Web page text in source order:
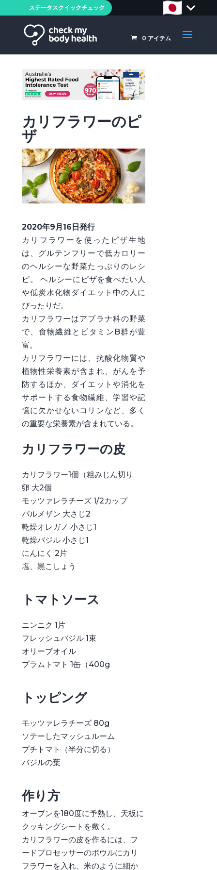
ステータスクイックチェック
0 アイテム
カリフラワーのピ
ザ
2020年9月16日発行
カリフラワーを使ったピザ生地
は、グルテンフリーで低カロリー
のヘルシーな野菜たっぷりのレシ
ピ。 ヘルシーにピザを食べたい人
や低炭水化物ダイエット中の人に
ぴったりだ。
カリフラワーはアブラナ科の野菜
で、食物繊維とビタミンB群が豊
富。
カリフラワーには、抗酸化物質や
植物性栄養素が含まれ、がんを予
防するほか、ダイエットや消化を
サポートする食物繊維、学習や記
憶に欠かせないコリンなど、多く
の重要な栄養素が含まれている。
カリフラワーの皮
カリフラワー1個（粗みじん切り
卵 大2個
モッツァレラチーズ 1/2カップ
パルメザン 大さじ2
乾燥オレガノ 小さじ1
乾燥バジル 小さじ1
にんにく 2片
塩、黒こしょう
トマトソース
ニンニク 1片
フレッシュバジル 1束
オリーブオイル
プラムトマト 1缶（400g
トッピング
モッツァレラチーズ 80g
ソテーしたマッシュルーム
プチトマト（半分に切る）
バジルの葉
作り方
オーブンを180度に予熱し、天板に
クッキングシートを敷く。
カリフラワーの皮を作るには、フ
ードプロセッサーのボウルにカリ
フラワーを入れ、米のように細か